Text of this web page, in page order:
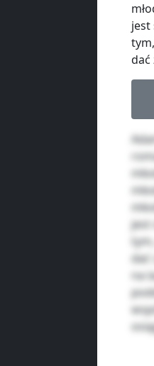
jest
dać
jest
na